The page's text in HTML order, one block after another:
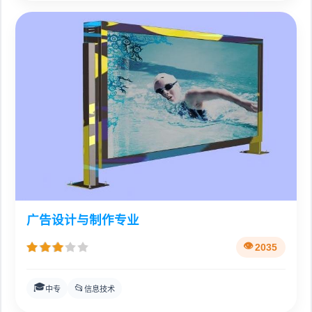
广告设计与制作专业
2035
🎓中专 📂 信息技术